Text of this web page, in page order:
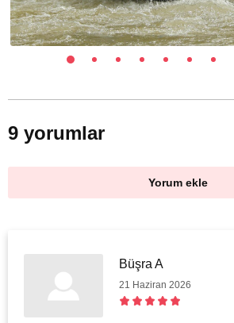
9 yorumlar
Yorum ekle
Büşra A
21 Haziran 2026